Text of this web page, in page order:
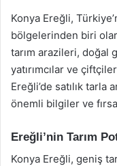
Konya Ereğli,
bölgelerinden biri
tarım arazileri, doğal
yatırımcılar ve
Ereğli’de satılık tarla
önemli bilgiler ve
Ereğli’nin Tarım
Konya Ereğli, geniş